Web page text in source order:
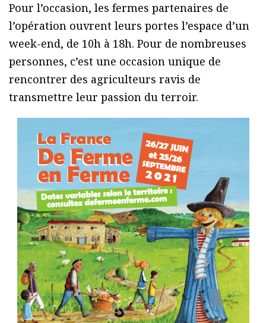
Pour l’occasion, les fermes partenaires de
l’opération ouvrent leurs portes l’espace d’un
week-end, de 10h à 18h. Pour de nombreuses
personnes, c’est une occasion unique de
rencontrer des agriculteurs ravis de
transmettre leur passion du terroir.